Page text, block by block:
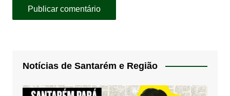
Notícias de Santarém e Região